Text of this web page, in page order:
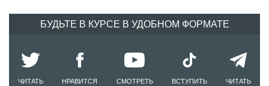
БУДЬТЕ В КУРСЕ В УДОБНОМ ФОРМАТЕ
ЧИТАТЬ НРАВИТСЯ СМОТРЕТЬ ВСТУПИТЬ ЧИТАТЬ